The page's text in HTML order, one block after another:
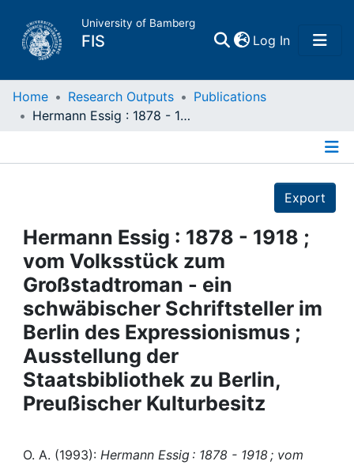
University of Bamberg
FIS Log In(current)
Home
People
Institutions
Awards
My FIS
Home Research Outputs
Publications
Hermann Essig : 1878 - 1918 ; vom Volksstück zum Großstadtroman - ein schwäbischer Schriftsteller im Berlin des Expressionismus ; Ausstellung der Staatsbibliothek zu Berlin, Preußischer Kulturbesitz
Export
Hermann Essig : 1878 - 1918 ;
vom Volksstück zum
Großstadtroman - ein
schwäbischer Schriftsteller im
Berlin des Expressionismus ;
Ausstellung der
Staatsbibliothek zu Berlin,
Preußischer Kulturbesitz
O. A. (1993): Hermann Essig : 1878 - 1918 ; vom